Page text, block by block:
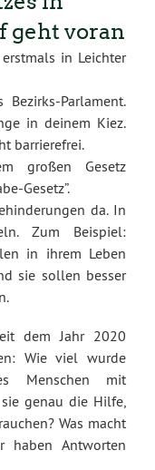
geht voran
in Leichter
Parlament.
in deinem Kiez.
barrierefrei.
großen Gesetz
Gesetz”.
da. In
Zum Beispiel:
in ihrem Leben
sie sollen besser
dem Jahr 2020
Wie viel wurde
Menschen mit
genau die Hilfe,
Was macht
haben Antworten